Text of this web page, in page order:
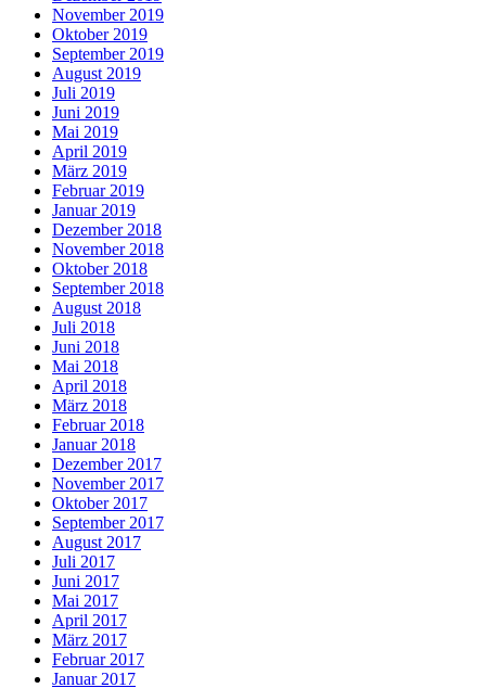
November 2019
Oktober 2019
September 2019
August 2019
Juli 2019
Juni 2019
Mai 2019
April 2019
März 2019
Februar 2019
Januar 2019
Dezember 2018
November 2018
Oktober 2018
September 2018
August 2018
Juli 2018
Juni 2018
Mai 2018
April 2018
März 2018
Februar 2018
Januar 2018
Dezember 2017
November 2017
Oktober 2017
September 2017
August 2017
Juli 2017
Juni 2017
Mai 2017
April 2017
März 2017
Februar 2017
Januar 2017